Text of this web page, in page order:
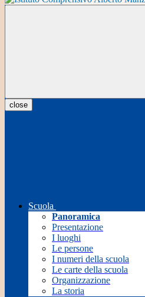
close
Scuola
Panoramica
Presentazione
I luoghi
Le persone
I numeri della scuola
Le carte della scuola
Organizzazione
La storia